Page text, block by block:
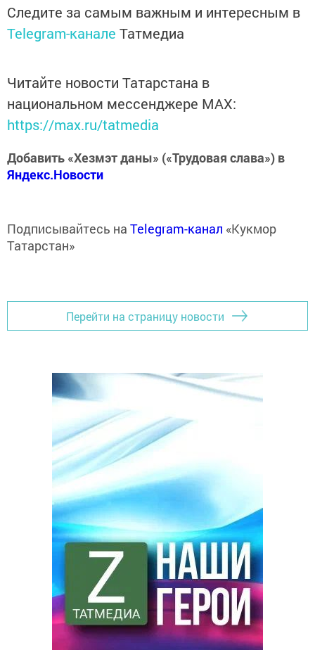
Следите за самым важным и интересным в
Telegram-канале Татмедиа
Читайте новости Татарстана в
национальном мессенджере MАХ:
https://max.ru/tatmedia
Добавить «Хезмэт даны» («Трудовая слава») в
Яндекс.Новости
Подписывайтесь на Telegram-канал «Кукмор
Татарстан»
Перейти на страницу новости